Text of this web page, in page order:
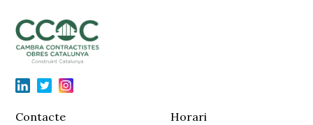
Contacte Horari